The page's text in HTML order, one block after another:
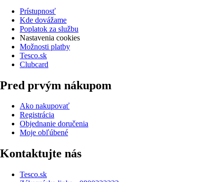
Prístupnosť
Kde dovážame
Poplatok za službu
Nastavenia cookies
Možnosti platby
Tesco.sk
Clubcard
Pred prvým nákupom
Ako nakupovať
Registrácia
Objednanie doručenia
Moje obľúbené
Kontaktujte nás
Tesco.sk